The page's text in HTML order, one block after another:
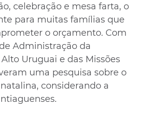
celebração e mesa farta, o
para muitas famílias que
o orçamento. Com
Administração da
Uruguai e das Missões
uma pesquisa sobre o
considerando a